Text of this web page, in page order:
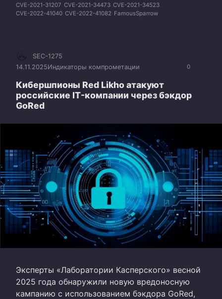
CVE-2021-31207 CVE-2021-34473 CVE-2021-34523
CVE-2022-41040 CVE-2022-41082 FamousSparrow
0
SEC-1275
14.11.2025Индикаторы компрометации
Кибершпионы Red Likho атакуют
российские IT-компании через бэкдор
GoRed
Эксперты «Лаборатории Касперского» весной
2025 года обнаружили новую вредоносную
кампанию с использованием бэкдора GoRed,